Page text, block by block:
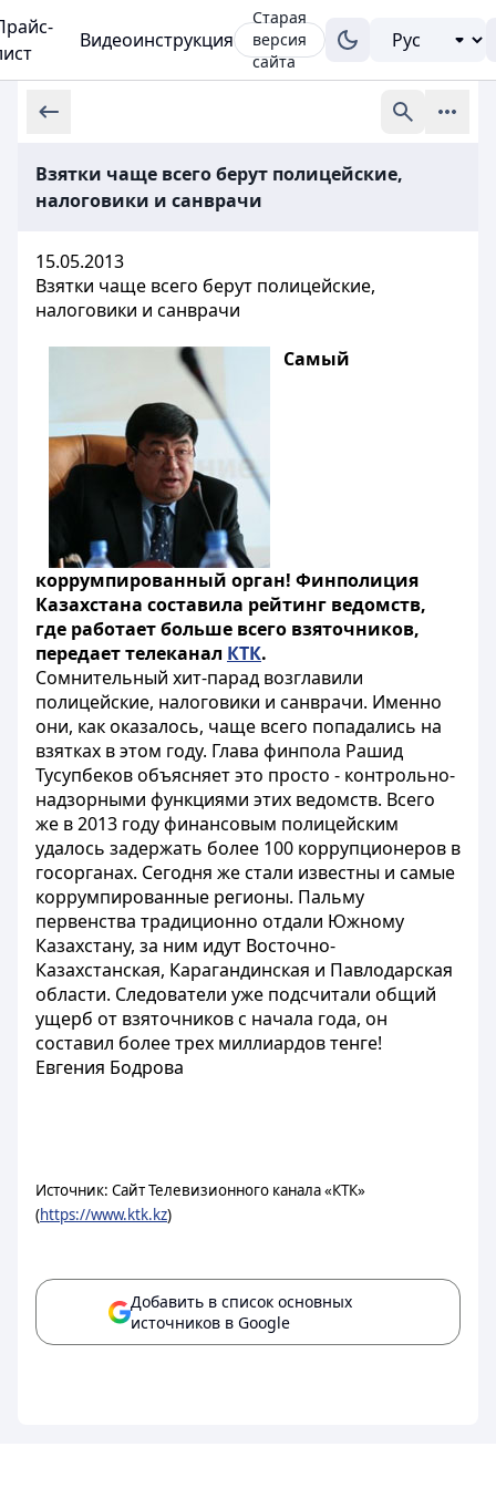
Видеоинструкция
Старая
версия
сайта
Взятки чаще всего берут полицейские,
налоговики и санврачи
15.05.2013
Взятки чаще всего берут полицейские,
налоговики и санврачи
Самый
коррумпированный орган! Финполиция
Казахстана составила рейтинг ведомств,
где работает больше всего взяточников,
передает телеканал КТК.
Сомнительный хит-парад возглавили
полицейские, налоговики и санврачи. Именно
они, как оказалось, чаще всего попадались на
взятках в этом году. Глава финпола Рашид
Тусупбеков объясняет это просто - контрольно-
надзорными функциями этих ведомств. Всего
же в 2013 году финансовым полицейским
удалось задержать более 100 коррупционеров в
госорганах. Сегодня же стали известны и самые
коррумпированные регионы. Пальму
первенства традиционно отдали Южному
Казахстану, за ним идут Восточно-
Казахстанская, Карагандинская и Павлодарская
области. Следователи уже подсчитали общий
ущерб от взяточников с начала года, он
составил более трех миллиардов тенге!
Евгения Бодрова
Источник: Сайт Телевизионного канала «КТК»
(https://www.ktk.kz)
Добавить в список основных
источников в Google